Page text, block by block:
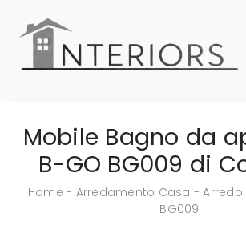
Mobile Bagno da
B-GO BG009 di
Home - Arredamento Casa -
BG009